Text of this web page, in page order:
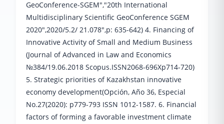
GeoConference-SGEM","20th International
Multidisciplinary Scientific GeoConference SGEM
2020",2020/5.2/ 21.078",р: 635-642) 4. Financing of
Innovative Activity of Small and Medium Business
(Journal of Advanced in Law and Economics
№384/19.06.2018 Scopus.ISSN2068-696Хр714-720)
5. Strategic priorities of Kazakhstan innovative
economy development(Opción, Año 36, Especial
No.27(2020): р779-793 ISSN 1012-1587. 6. Financial
factors of forming a favorable investment climate